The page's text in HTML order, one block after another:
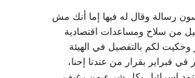
وفي خطابه من شبرا وجه للرئيس نيكسون رسالة وقال له فيها إما أنك مش
من سلاح ومساعدات اقتصادية
وحكيت لكم بالتفصيل في الهيئة
في فبراير بقرار من عندنا إحنا،